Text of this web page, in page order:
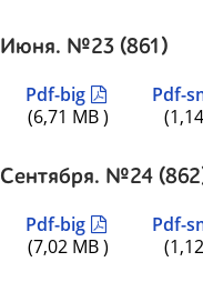
Июня. №23 (861)
Pdf-big
(6,71 MB )
Pdf-
Сентября. №24
Pdf-big
(7,02 MB )
Pdf-